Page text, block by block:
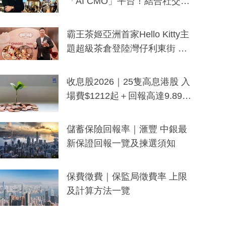
分鐘生成「貼地」宣傳短片
霸王茶姬亞洲首家Hello Kitty主
題超級茶倉登陸灣仔利東街 推
y及香港限定特調系列
收息股2026｜25隻高息港股 入
場費$1212起＋回報高達9.89
儲蓄保險回報率｜滙豐 中銀最
新保證回報一覽及揀選須知
保費徵費｜保監局徵費率 上限
及計算方法一覽